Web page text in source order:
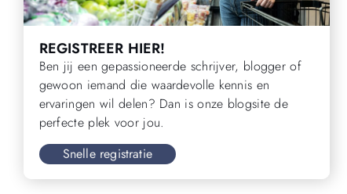
REGISTREER HIER!
Ben jij een gepassioneerde schrijver, blogger of
gewoon iemand die waardevolle kennis en
ervaringen wil delen? Dan is onze blogsite de
perfecte plek voor jou.
Snelle registratie